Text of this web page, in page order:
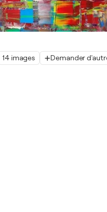
14 images Demander